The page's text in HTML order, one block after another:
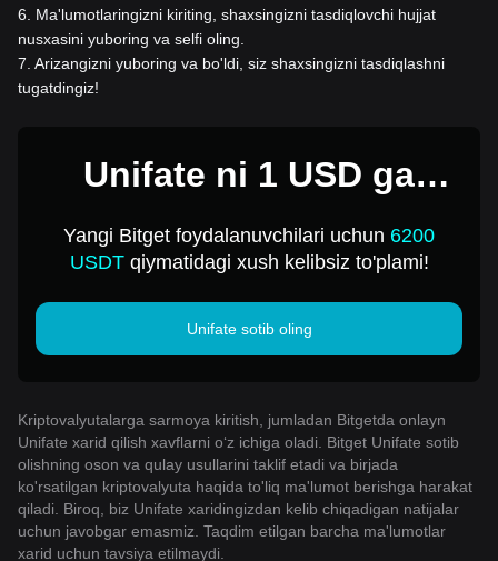
6
Ma'lumotlaringizni kiriting, shaxsingizni tasdiqlovchi hujjat
nusxasini yuboring va selfi oling.
7 Arizangizni yuboring va bo'ldi, siz shaxsingizni tasdiqlashni
tugatdingiz!
Unifate ni 1 USD ga
Yangi Bitget foydalanuvchilari uchun 6200
USDTqiymatidagi xush kelibsiz to'plami!
Unifate sotib oling
Kriptovalyutalarga sarmoya kiritish, jumladan Bitgetda onlayn
Unifate xarid qilish xavflarni o‘z ichiga oladi. Bitget Unifate sotib
olishning oson va qulay usullarini taklif etadi va birjada
ko'rsatilgan kriptovalyuta haqida to'liq ma'lumot berishga harakat
qiladi. Biroq, biz Unifate xaridingizdan kelib chiqadigan natijalar
uchun javobgar emasmiz. Taqdim etilgan barcha ma'lumotlar
xarid uchun tavsiya etilmaydi.